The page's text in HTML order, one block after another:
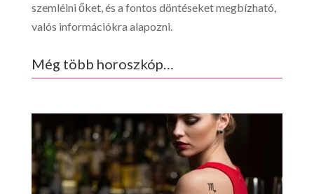
szemlélni őket, és a fontos döntéseket megbízható,
valós információkra alapozni.
Még több horoszkóp…